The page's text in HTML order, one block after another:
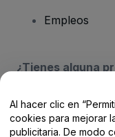
Empleos
¿Tienes alguna
Centro de
Al hacer clic en
cookies para mejorar
publicitaria. De modo